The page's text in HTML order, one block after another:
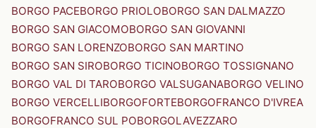
BORGO PACEBORGO PRIOLOBORGO SAN DALMAZZO
BORGO SAN GIACOMOBORGO SAN GIOVANNI
BORGO SAN LORENZOBORGO SAN MARTINO
BORGO SAN SIROBORGO TICINOBORGO TOSSIGNANO
BORGO VAL DI TAROBORGO VALSUGANABORGO VELINO
BORGO VERCELLIBORGOFORTEBORGOFRANCO D'IVREA
BORGOFRANCO SUL POBORGOLAVEZZARO